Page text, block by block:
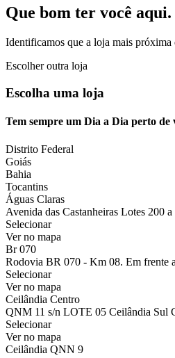
Que bom ter você aqui.
Identificamos que a loja mais próxima
Escolher outra loja
Escolha uma loja
Tem sempre um Dia a Dia perto de
Distrito Federal
Goiás
Bahia
Tocantins
Águas Claras
Avenida das Castanheiras Lotes 200
Selecionar
Ver no mapa
Br 070
Rodovia BR 070 - Km 08. Em frente
Selecionar
Ver no mapa
Ceilândia Centro
QNM 11 s/n LOTE 05 Ceilândia Sul
Selecionar
Ver no mapa
Ceilândia QNN 9